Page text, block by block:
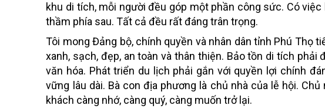
khu di tích, mỗi người đều góp một phần công sức. Có
thầm phía sau. Tất cả đều rất đáng trân trọng.
Tôi mong Đảng bộ, chính quyền và nhân dân tỉnh Phú Thọ
xanh, sạch, đẹp, an toàn và thân thiện. Bảo tồn di tích
văn hóa. Phát triển du lịch phải gắn với quyền lợi chính
vững lâu dài. Bà con địa phương là chủ nhà của lễ hội.
khách càng nhớ, càng quý, càng muốn trở lại.